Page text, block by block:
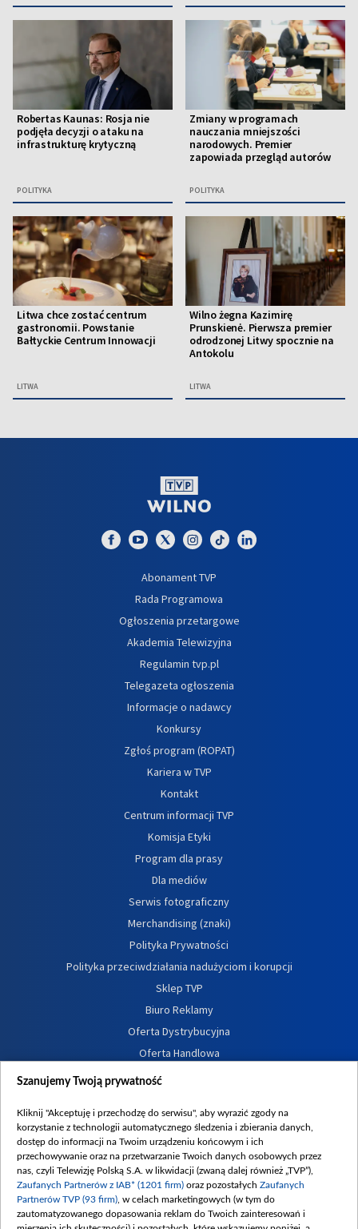
Robertas Kaunas: Rosja nie
podjęła decyzji o ataku na
infrastrukturę krytyczną
POLITYKA
Zmiany w programach
nauczania mniejszości
narodowych. Premier
zapowiada przegląd autorów
POLITYKA
Litwa chce zostać centrum
gastronomii. Powstanie
Bałtyckie Centrum Innowacji
LITWA
Wilno żegna Kazimirę
Prunskienė. Pierwsza premier
odrodzonej Litwy spocznie na
Antokolu
LITWA
Abonament TVP
Rada Programowa
Ogłoszenia przetargowe
Akademia Telewizyjna
Regulamin tvp.pl
Telegazeta ogłoszenia
Informacje o nadawcy
Konkursy
Zgłoś program (ROPAT)
Kariera w TVP
Kontakt
Centrum informacji TVP
Komisja Etyki
Program dla prasy
Dla mediów
Serwis fotograficzny
Merchandising (znaki)
Polityka Prywatności
Polityka przeciwdziałania nadużyciom i korupcji
Sklep TVP
Biuro Reklamy
Oferta Dystrybucyjna
Oferta Handlowa
Dostępność
Procedura zgłoszeń wewnętrznych
Szanujemy Twoją prywatność
Kliknij "Akceptuję i przechodzę do serwisu", aby wyrazić zgody na
korzystanie z technologii automatycznego śledzenia i zbierania danych,
dostęp do informacji na Twoim urządzeniu końcowym i ich
przechowywanie oraz na przetwarzanie Twoich danych osobowych przez
nas, czyli Telewizję Polską S.A. w likwidacji (zwaną dalej również „TVP”),
Zaufanych Partnerów z IAB* (1201 firm) oraz pozostałych Zaufanych
Partnerów TVP (93 firm) , w celach marketingowych (w tym do
zautomatyzowanego dopasowania reklam do Twoich zainteresowań i